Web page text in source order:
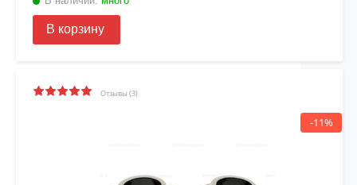
В корзину
Отзывы (3)
-11%